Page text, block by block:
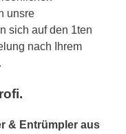
unsre
sich auf den 1ten
nach Ihrem
& Entrümpler aus